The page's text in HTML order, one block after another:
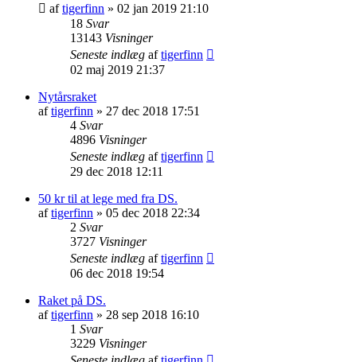
aftigerfinn » 02 jan 2019 21:10
18 Svar
13143 Visninger
Seneste indlæg aftigerfinn
02 maj 2019 21:37
Nytårsraket
aftigerfinn » 27 dec 2018 17:51
4 Svar
4896 Visninger
Seneste indlæg aftigerfinn
29 dec 2018 12:11
50 kr til at lege med fra DS.
aftigerfinn » 05 dec 2018 22:34
2 Svar
3727 Visninger
Seneste indlæg aftigerfinn
06 dec 2018 19:54
Raket på DS.
aftigerfinn » 28 sep 2018 16:10
1 Svar
3229 Visninger